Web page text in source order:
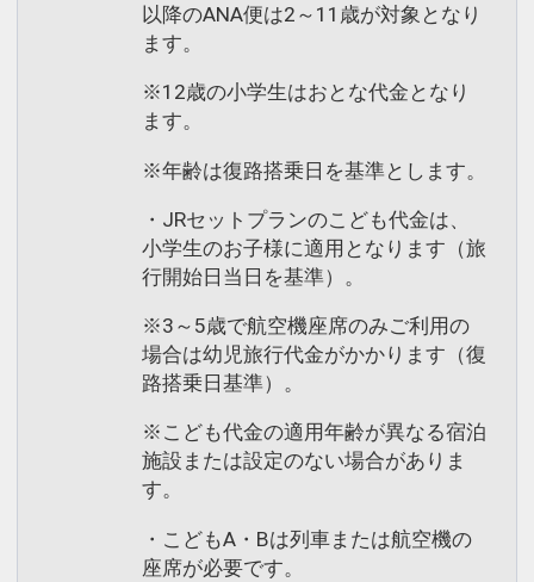
以降のANA便は2～11歳が対象となり
ます。
※12歳の小学生はおとな代金となり
ます。
※年齢は復路搭乗日を基準とします。
・JRセットプランのこども代金は、
小学生のお子様に適用となります（旅
行開始日当日を基準）。
※3～5歳で航空機座席のみご利用の
場合は幼児旅行代金がかかります（復
路搭乗日基準）。
※こども代金の適用年齢が異なる宿泊
施設または設定のない場合がありま
す。
・こどもA・Bは列車または航空機の
座席が必要です。